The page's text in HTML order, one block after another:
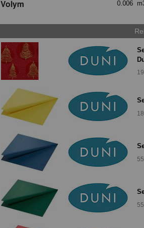
Volym 0.006